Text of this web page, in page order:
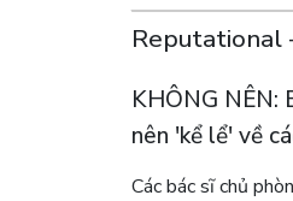
Reputational
KHÔNG NÊN:
nên 'kể lể' về
Các bác sĩ chủ